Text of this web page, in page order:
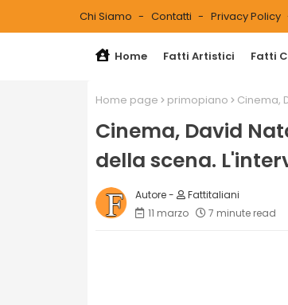
Chi Siamo Contatti Privacy Policy
Home Fatti Artistici Fatti
Home page primopiano Cinema,
Cinema, David
della scena.
Fattitaliani
11 marzo
7 minute read